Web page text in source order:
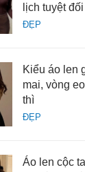
ĐẸP
lịch tuyệt đối
ĐẸP
Kiểu áo len
mai, vòng
thì
Áo len cộc